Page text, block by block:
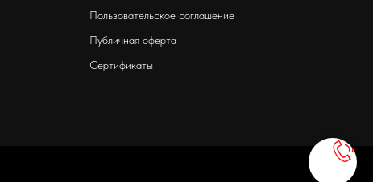
Пользовательское соглашение
Публичная оферта
Сертификаты